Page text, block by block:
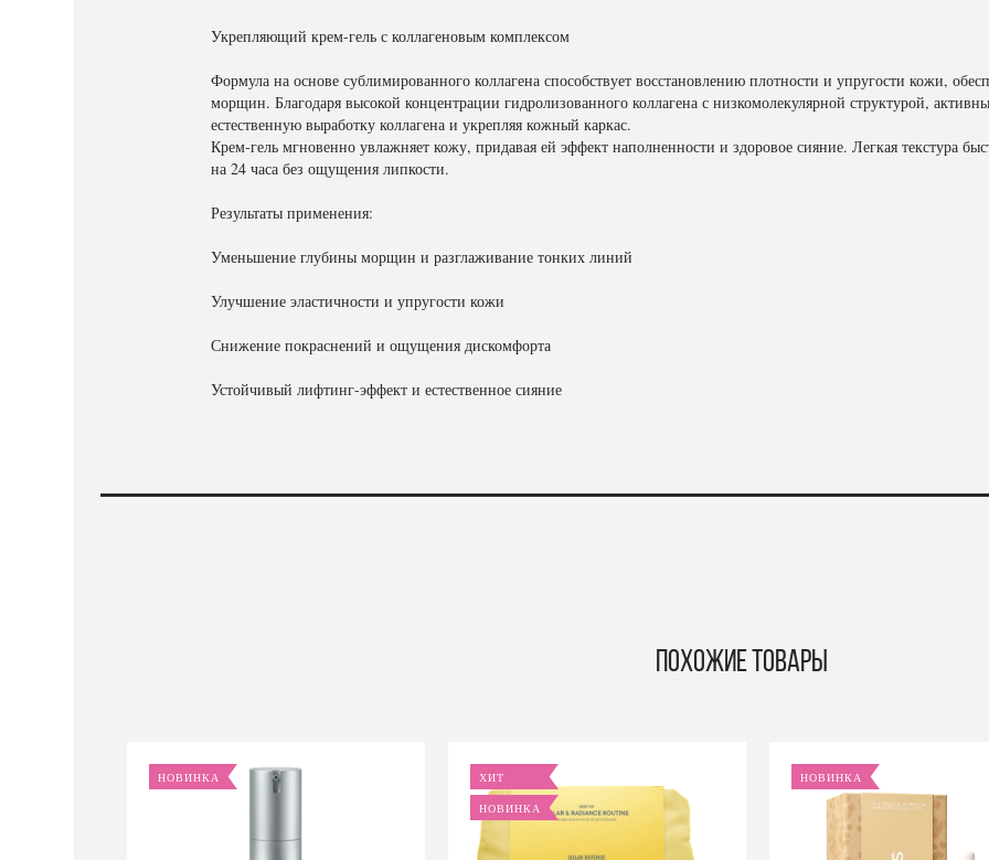
Укрепляющий крем-гель с коллагеновым комплексом
Формула на основе сублимированного коллагена способствует восстановлению плотности и упругости кожи,
морщин. Благодаря высокой концентрации гидролизованного коллагена с низкомолекулярной структурой,
естественную выработку коллагена и укрепляя кожный каркас.
Крем-гель мгновенно увлажняет кожу, придавая ей эффект наполненности и здоровое сияние. Легкая текстура
на 24 часа без ощущения липкости.
Результаты применения:
Уменьшение глубины морщин и разглаживание тонких линий
Улучшение эластичности и упругости кожи
Снижение покраснений и ощущения дискомфорта
Устойчивый лифтинг-эффект и естественное сияние
Похожие товары
НОВИНКА
ХИТ
НОВИНКА
НОВИНКА